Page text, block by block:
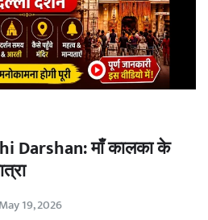
Darshan: माँ कालका के
May 19, 2026